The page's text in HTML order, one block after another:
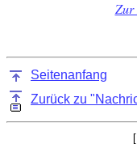
Zur
Seitenanfang
Zurück zu
[